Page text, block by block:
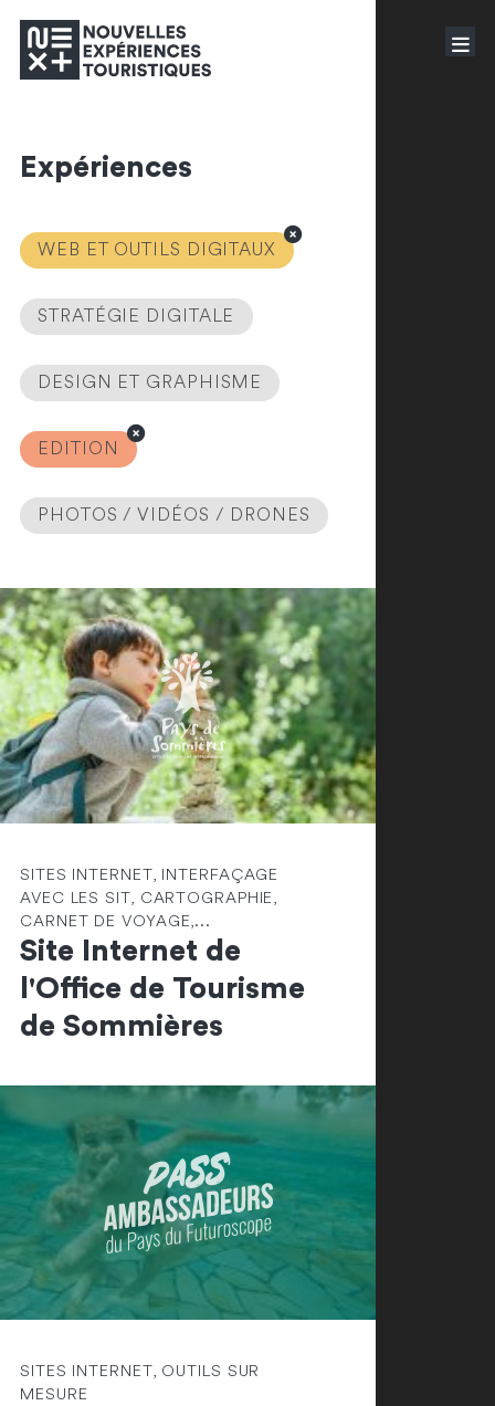
Expériences
WEB ET OUTILS DIGITAUX
STRATÉGIE DIGITALE
DESIGN ET GRAPHISME
EDITION
PHOTOS / VIDÉOS / DRONES
SITES INTERNET, INTERFAÇAGE
AVEC LES SIT, CARTOGRAPHIE,
CARNET DE VOYAGE,...
Site Internet de
l'Office de Tourisme
de Sommières
SITES INTERNET, OUTILS SUR
MESURE